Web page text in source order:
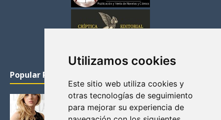
Utilizamos cookies
Este sitio web utiliza cookies y
otras tecnologías de seguimiento
para mejorar su experiencia de
Popular Posts
KATHERYN WINNICK: LA ACTRIZ MAS GUAPA DE
VIKINGOS